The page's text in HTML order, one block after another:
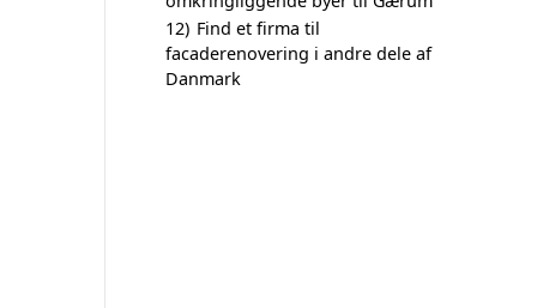
12) Find et firma til
facaderenovering i andre dele af
Danmark